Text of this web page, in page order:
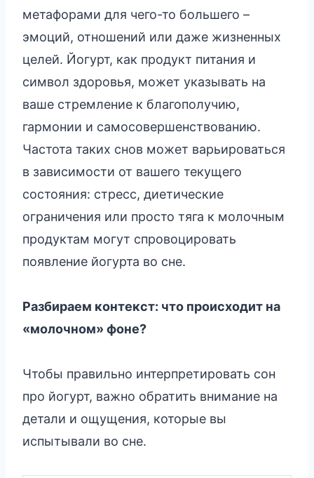
метафорами для чего-то большего –
эмоций, отношений или даже жизненных
целей. Йогурт, как продукт питания и
символ здоровья, может указывать на
ваше стремление к благополучию,
гармонии и самосовершенствованию.
Частота таких снов может варьироваться
в зависимости от вашего текущего
состояния: стресс, диетические
ограничения или просто тяга к молочным
продуктам могут спровоцировать
появление йогурта во сне.
Разбираем контекст: что происходит на
«молочном» фоне?
Чтобы правильно интерпретировать сон
про йогурт, важно обратить внимание на
детали и ощущения, которые вы
испытывали во сне.